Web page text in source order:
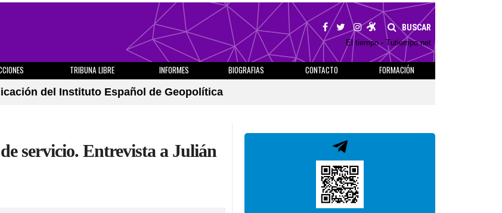
BUSCAR
El tiempo - Tutiempo.net
TRIBUNA LIBRE INFORMES BIOGRAFIAS CONTACTO
FORMACIÓN
del Instituto Español de Geopolítica
servicio. Entrevista a Julián